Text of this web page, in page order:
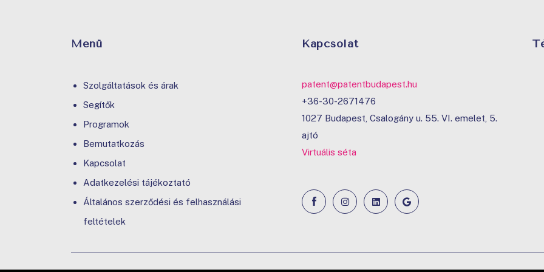
Menü
Szolgáltatások és árak
Segítők
Programok
Bemutatkozás
Kapcsolat
Adatkezelési tájékoztató
Általános szerződési és felhasználási
feltételek
Kapcsolat
patent@patentbudapest.hu
+36-30-2671476
1027 Budapest, Csalogány u. 55. VI. emelet, 5.
ajtó
Virtuális séta